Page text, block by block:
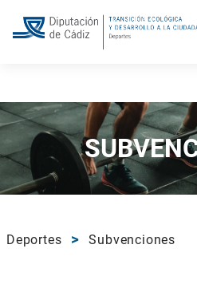
Volver
Deportes Subvenciones